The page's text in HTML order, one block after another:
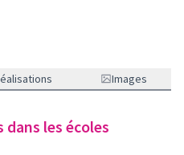
Images
les écoles